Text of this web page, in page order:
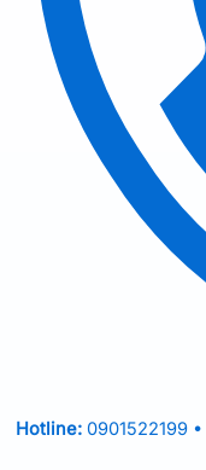
Hotline: 0901522199